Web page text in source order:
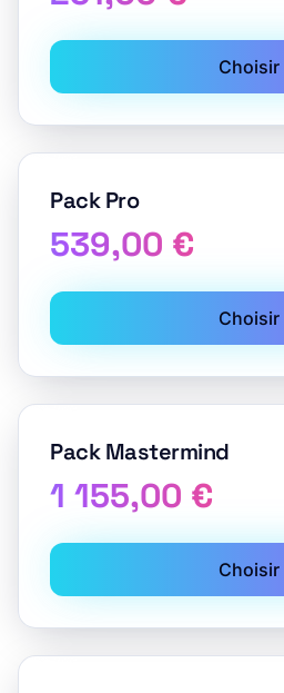
Choisir
Pack Pro
539,00 €
Choisir
Pack Mastermind
1 155,00 €
Choisir